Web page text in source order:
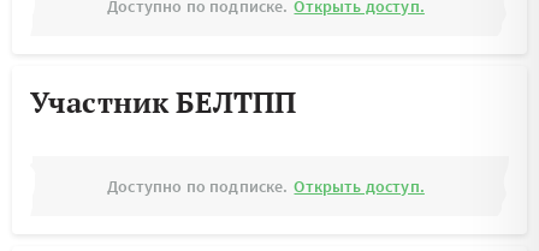
Доступно по подписке. Открыть доступ.
Участник БЕЛТПП
Доступно по подписке. Открыть доступ.